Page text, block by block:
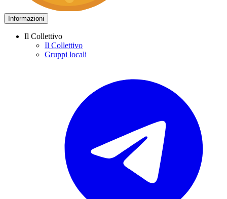
Informazioni
Il Collettivo
Il Collettivo
Gruppi locali